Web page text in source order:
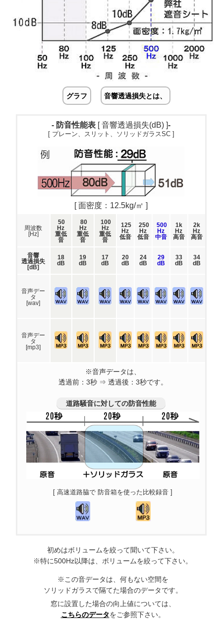
グラフ 音響透過損失とは、
- 防音性能表 [ 音響透過損失(dB) ]-
[ プレーン、スリット、ソリッドガラスSC ]
[ 面密度：12.5kg/㎡ ]
周波数
[Hz]
50
Hz
重低
音
80
Hz
重低
音
100
Hz
重低
音
125
Hz
低音
250
Hz
低音
500
Hz
中音
1k
Hz
高音
2k
Hz
高音
音響
透過損失
[dB]
18
dB
19
dB
17
dB
20
dB
24
dB
29
dB
33
dB
34
dB
音声デー
タ
[wav]
音声デー
タ
[mp3]
※音声データは、
透過前：3秒 ⇒ 透過後：3秒です。
道路騒音に対しての防音性能
[ 高速道路脇で 防音箱を使った比較録音 ]
初めはボリュームを絞って聞いて下さい。
※特に500Hz以降は、ボリュームを絞って下さい。
※この音データは、何もない空間を
ソリッドガラスで隔てた場合のデータです。
窓に設置した場合の向上値については、
こちらのデータをご参照下さい。